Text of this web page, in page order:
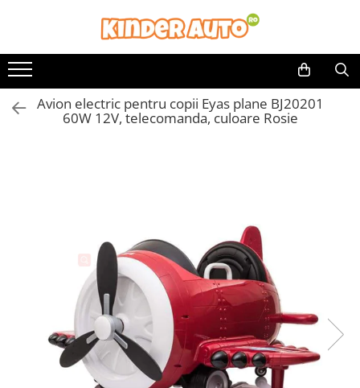
Avion electric pentru copii Eyas plane BJ20201
60W 12V, telecomanda, culoare Rosie